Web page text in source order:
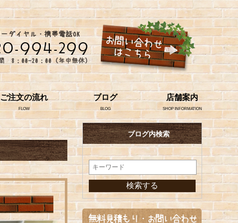
ご注文の流れ
FLOW
ブログ
BLOG
店舗案内
SHOP INFORMATION
ブログ内検索